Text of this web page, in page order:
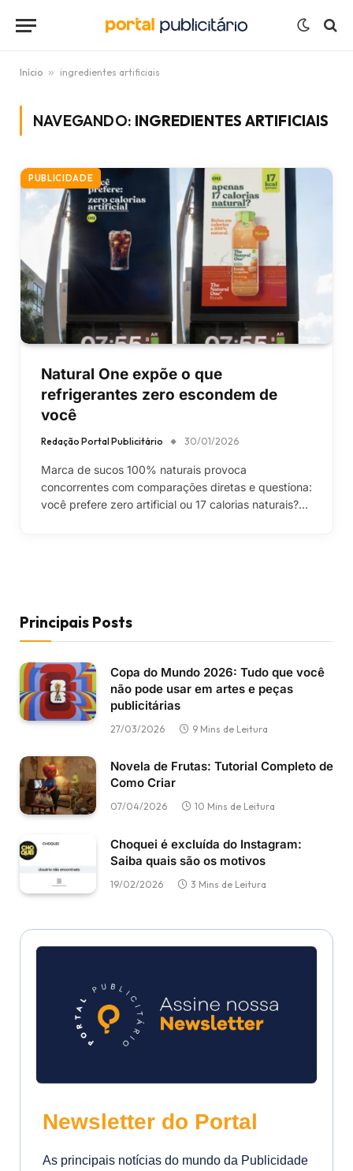
Início » ingredientes artificiais
NAVEGANDO: INGREDIENTES ARTIFICIAIS
PUBLICIDADE
Natural One expõe o que
refrigerantes zero escondem de
você
Redação Portal Publicitário 30/01/2026
Marca de sucos 100% naturais provoca
concorrentes com comparações diretas e questiona:
você prefere zero artificial ou 17 calorias naturais?…
Principais Posts
Copa do Mundo 2026: Tudo que você
não pode usar em artes e peças
publicitárias
27/03/2026 9 Mins de Leitura
Novela de Frutas: Tutorial Completo de
Como Criar
07/04/2026 10 Mins de Leitura
Choquei é excluída do Instagram:
Saiba quais são os motivos
19/02/2026 3 Mins de Leitura
Newsletter do Portal
As principais notícias do mundo da Publicidade